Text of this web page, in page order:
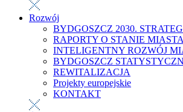
Rozwój
BYDGOSZCZ 2030.
RAPORTY O STANIE
INTELIGENTNY ROZWÓJ
BYDGOSZCZ
REWITALIZACJA
Projekty europejskie
KONTAKT